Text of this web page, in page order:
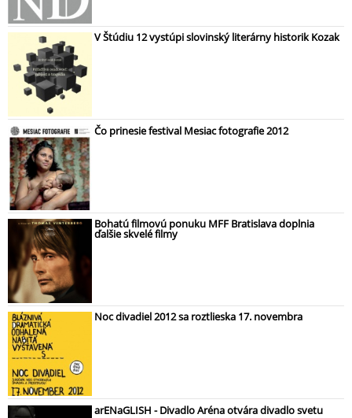
V Štúdiu 12 vystúpi slovinský literárny historik Kozak
Čo prinesie festival Mesiac fotografie 2012
Bohatú filmovú ponuku MFF Bratislava doplnia
ďalšie skvelé filmy
Noc divadiel 2012 sa roztlieska 17. novembra
arENaGLISH - Divadlo Aréna otvára divadlo svetu